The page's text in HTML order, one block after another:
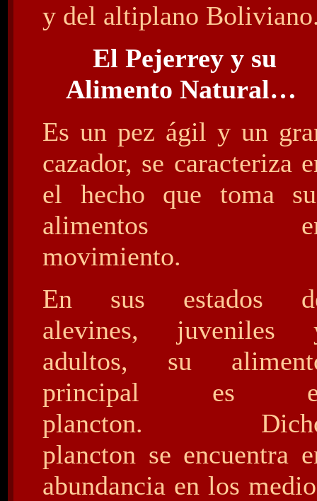
y del altiplano
El Pejerrey y su
Alimento Natural…
Es un pez ágil y un
cazador, se caracteriza
el hecho que toma
alimentos
movimiento.
En sus estados
alevines, juveniles
adultos, su
principal es
plancton.
plancton se encuentra
abundancia en los